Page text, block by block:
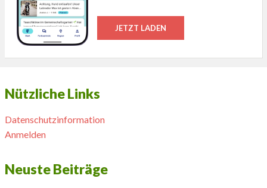
JETZT LADEN
Nützliche Links
Datenschutzinformation
Anmelden
Neuste Beiträge